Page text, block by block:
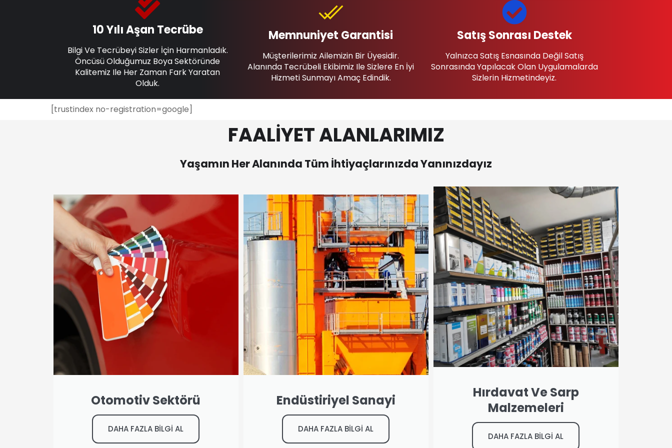
10 Yılı Aşan Tecrübe
Bilgi Ve Tecrübeyi Sizler İçin Harmanladık.
Öncüsü Olduğumuz Boya Sektöründe
Kalitemiz Ile Her Zaman Fark Yaratan
Olduk.
Memnuniyet Garantisi
Müşterilerimiz Ailemizin Bir Üyesidir.
Alanında Tecrübeli Ekibimiz Ile Sizlere En İyi
Hizmeti Sunmayı Amaç Edindik.
Satış Sonrası Destek
Yalnızca Satış Esnasında Değil Satış
Sonrasında Yapılacak Olan Uygulamalarda
Sizlerin Hizmetindeyiz.
[trustindex no-registration=google]
FAALİYET ALANLARIMIZ
Yaşamın Her Alanında Tüm İhtiyaçlarınızda Yanınızdayız
Otomotiv Sektörü
DAHA FAZLA BİLGİ AL
Endüstiriyel Sanayi
DAHA FAZLA BİLGİ AL
Hırdavat Ve Sarp
Malzemeleri
DAHA FAZLA BİLGİ AL